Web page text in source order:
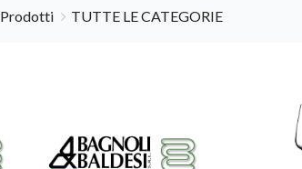
Prodotti TUTTE LE CATEGORIE